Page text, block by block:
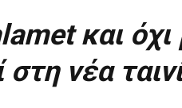
και όχι
νέα